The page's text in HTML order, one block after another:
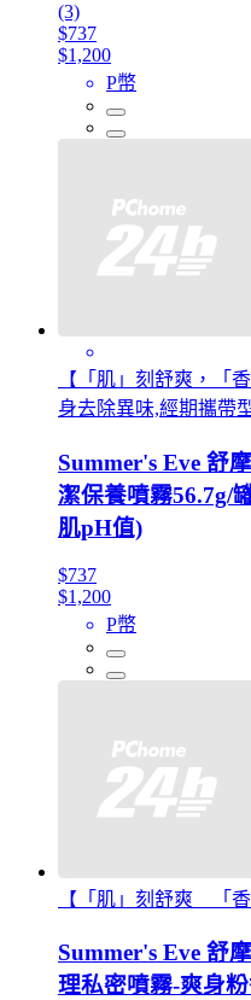
(3)
$737
$1,200
P幣
【「肌」刻舒爽，「
身去除異味,經期攜帶
Summer's Eve 舒
潔保養噴霧56.7g/
肌pH值)
$737
$1,200
P幣
【「肌」刻舒爽 「香
Summer's Eve 舒
理私密噴霧-爽身